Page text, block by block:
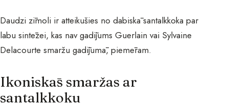
Daudzi zīmoli ir atteikušies no dabiskā santalkkoka par
labu sintēzei, kas nav gadījums Guerlain vai Sylvaine
Delacourte smaržu gadījumā, piemēram.
Ikoniskās smaržas ar
santalkkoku